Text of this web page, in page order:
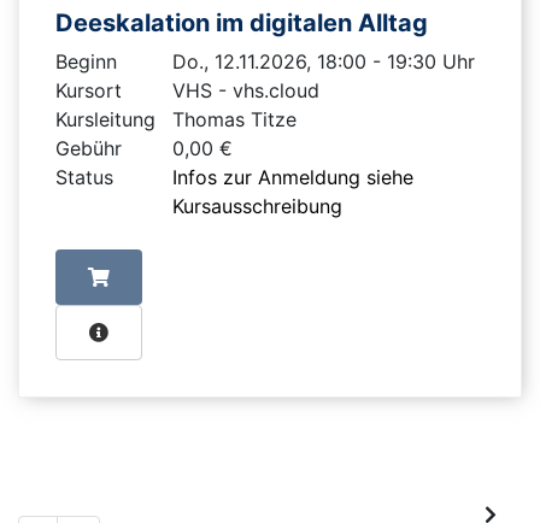
Deeskalation im digitalen Alltag
Beginn
Do., 12.11.2026, 18:00 - 19:30 Uhr
Kursort
VHS - vhs.cloud
Kursleitung
Thomas Titze
Gebühr
0,00 €
Status
Infos zur Anmeldung siehe
Kursausschreibung